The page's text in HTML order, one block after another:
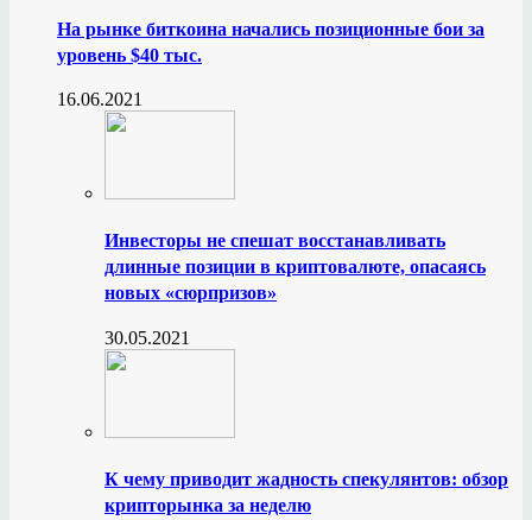
На рынке биткоина начались позиционные бои за
уровень $40 тыс.
16.06.2021
Инвесторы не спешат восстанавливать
длинные позиции в криптовалюте, опасаясь
новых «сюрпризов»
30.05.2021
К чему приводит жадность спекулянтов: обзор
крипторынка за неделю